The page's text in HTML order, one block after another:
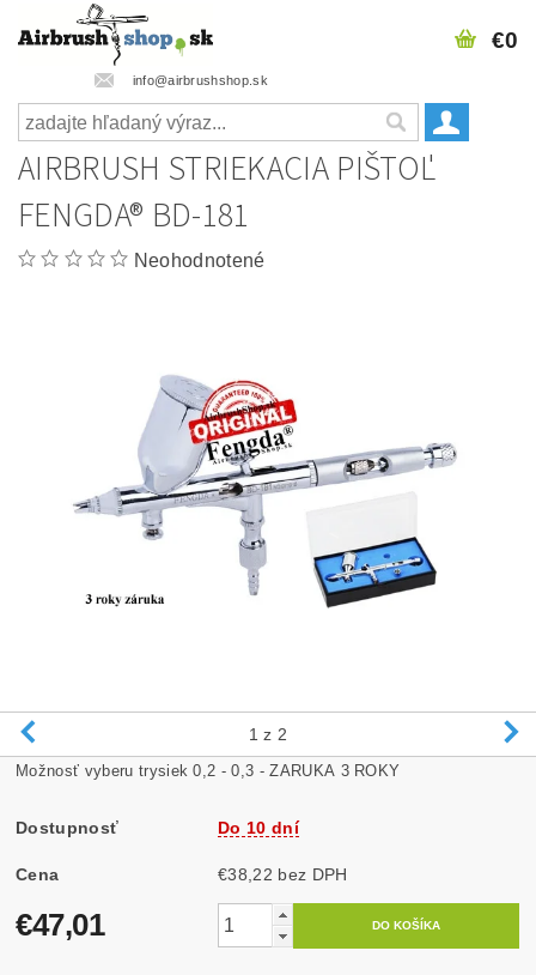
info@airbrushshop.sk
€0
AIRBRUSH STRIEKACIA PIŠTOĽ
FENGDA® BD-181
Neohodnotené
1 z 2
Možnosť vyberu trysiek 0,2 - 0,3 - ZARUKA 3 ROKY
Dostupnosť Do 10 dní
Cena €38,22 bez DPH
€47,01